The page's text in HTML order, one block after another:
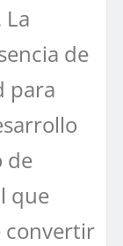
de
para
de
que
convertir